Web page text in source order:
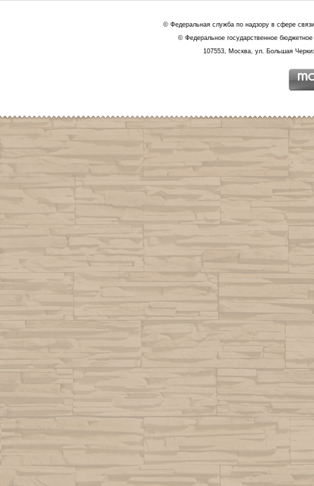
© Федеральная служба по надзору в сфере
© Федеральное государственное
107553, Москва, ул. Большая